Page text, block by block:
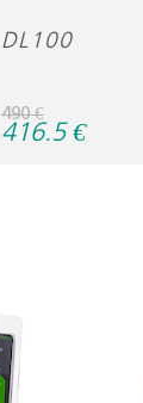
DL100
490€
416.5€